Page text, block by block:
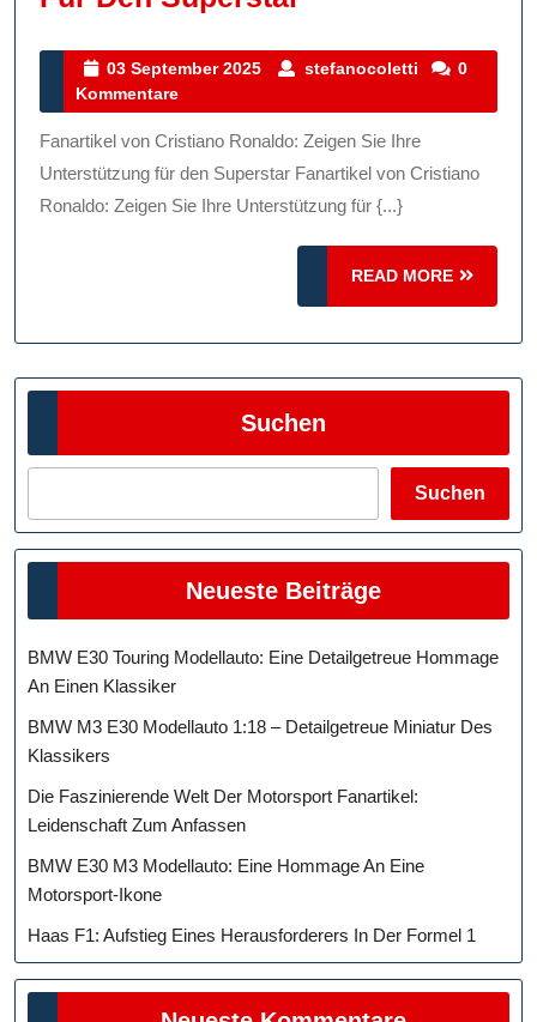
Fanartikel:
Sie
Ihre
Unterstützung
Für
Den
03 September 2025
03
2025
stefanocoletti stefanocoletti
0
Kommentare
Fanartikel von Cristiano Ronaldo: Zeigen Sie Ihre
Unterstützung für den Superstar Fanartikel von Cristiano
Ronaldo: Zeigen Sie Ihre Unterstützung für {...}
READ MORE
READ
MORE
Suchen
Suchen
Neueste Beiträge
BMW E30 Touring Modellauto: Eine Detailgetreue Hommage
An Einen Klassiker
BMW M3 E30 Modellauto 1:18 – Detailgetreue Miniatur Des
Klassikers
Die Faszinierende Welt Der Motorsport Fanartikel:
Leidenschaft Zum Anfassen
BMW E30 M3 Modellauto: Eine Hommage An Eine
Motorsport-Ikone
Haas F1: Aufstieg Eines Herausforderers In Der Formel 1